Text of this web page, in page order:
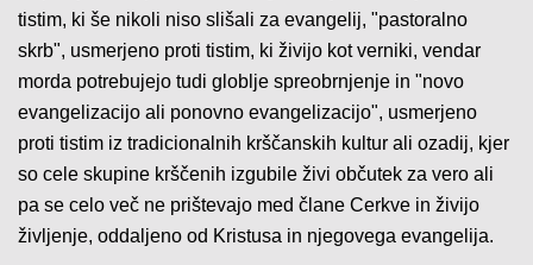
tistim, ki še nikoli niso slišali za evangelij, "pastoralno
skrb", usmerjeno proti tistim, ki živijo kot verniki, vendar
morda potrebujejo tudi globlje spreobrnjenje in "novo
evangelizacijo ali ponovno evangelizacijo", usmerjeno
proti tistim iz tradicionalnih krščanskih kultur ali ozadij, kjer
so cele skupine krščenih izgubile živi občutek za vero ali
pa se celo več ne prištevajo med člane Cerkve in živijo
življenje, oddaljeno od Kristusa in njegovega evangelija.